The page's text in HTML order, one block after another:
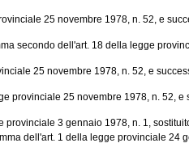
25 novembre 1978, n. 52, e
secondo dell'art. 18 della legge
25 novembre 1978, n. 52, e
provinciale 25 novembre 1978, n. 52,
provinciale 3 gennaio 1978, n. 1,
dell'art. 1 della legge provinciale 24